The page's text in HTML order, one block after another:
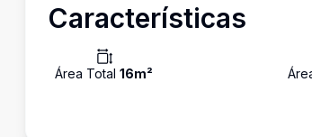
Características
Área Total 16m²